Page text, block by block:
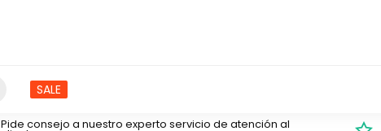
SALE
Pide consejo a nuestro experto servicio de atención al